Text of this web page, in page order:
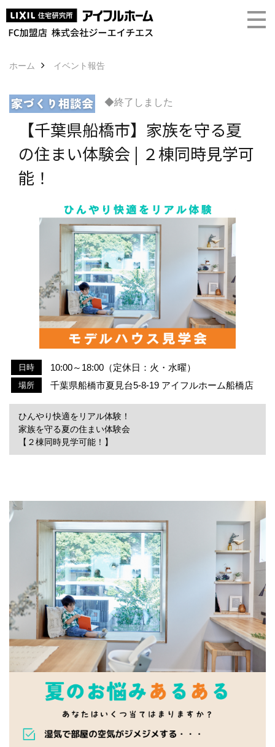
ホーム イベント報告
◆終了しました
【千葉県船橋市】家族を守る夏
の住まい体験会 | ２棟同時見学可
能！
日時 10:00～18:00（定休日：火・水曜）
場所 千葉県船橋市夏見台5-8-19 アイフルホーム船橋店
ひんやり快適をリアル体験！
家族を守る夏の住まい体験会
【２棟同時見学可能！】